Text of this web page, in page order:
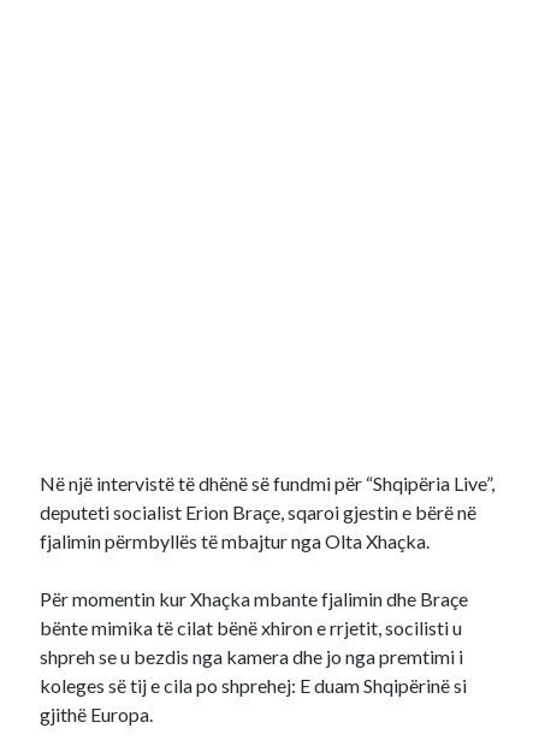
Në një intervistë të dhënë së fundmi për “Shqipëria Live”,
deputeti socialist Erion Braçe, sqaroi gjestin e bërë në
fjalimin përmbyllës të mbajtur nga Olta Xhaçka.
Për momentin kur Xhaçka mbante fjalimin dhe Braçe
bënte mimika të cilat bënë xhiron e rrjetit, socilisti u
shpreh se u bezdis nga kamera dhe jo nga premtimi i
koleges së tij e cila po shprehej: E duam Shqipërinë si
gjithë Europa.